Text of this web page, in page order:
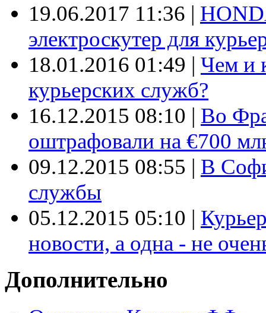
19.06.2017 11:36 |
электроскутер для
18.01.2016 01:49 | Чем и
курьерских служб?
16.12.2015 08:10 | Во
оштрафовали на €700
09.12.2015 08:55 | В
службы
05.12.2015 05:10 |
новости, а одна - не
Дополнительно